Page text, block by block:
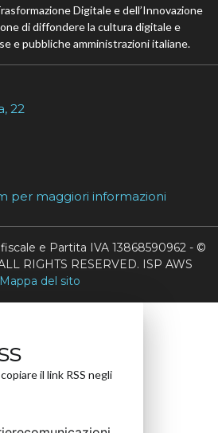
Digitale e dell’Innovazione
di diffondere la cultura digitale e
e pubbliche amministrazioni italiane.
22
per maggiori informazioni
e Partita IVA 13868590962 - ©
RIGHTS RESERVED. ISP AWS
Mappa del sito
il link RSS negli